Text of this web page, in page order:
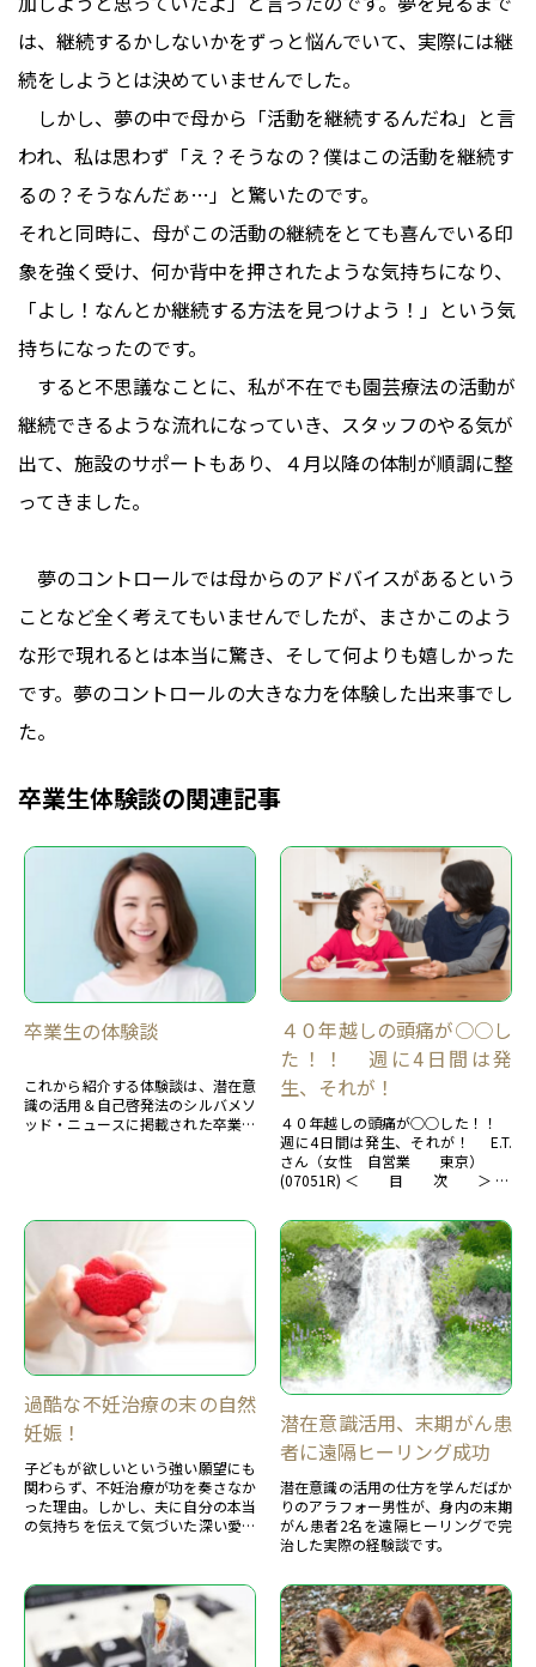
は、継続するかしないかをずっと悩んでいて、実際には継
続をしようとは決めていませんでした。
しかし、夢の中で母から「活動を継続するんだね」と言
われ、私は思わず「え？そうなの？僕はこの活動を継続す
るの？そうなんだぁ…」と驚いたのです。
それと同時に、母がこの活動の継続をとても喜んでいる印
象を強く受け、何か背中を押されたような気持ちになり、
「よし！なんとか継続する方法を見つけよう！」という気
持ちになったのです。
すると不思議なことに、私が不在でも園芸療法の活動が
継続できるような流れになっていき、スタッフのやる気が
出て、施設のサポートもあり、４月以降の体制が順調に整
ってきました。
夢のコントロールでは母からのアドバイスがあるという
ことなど全く考えてもいませんでしたが、まさかこのよう
な形で現れるとは本当に驚き、そして何よりも嬉しかった
です。夢のコントロールの大きな力を体験した出来事でし
た。
卒業生体験談の関連記事
卒業生の体験談
これから紹介する体験談は、潜在意
識の活用＆自己啓発法のシルバメソ
ッド・ニュースに掲載された卒業生
４０年越しの頭痛が○○し
た！！ 週に4日間は発
生、それが！
４０年越しの頭痛が○○した！！
週に4日間は発生、それが！ E.T.
さん（女性 自営業 東京）
(07051R) ＜ 目 次 ＞ 40
過酷な不妊治療の末の自然
妊娠！
子どもが欲しいという強い願望にも
関わらず、不妊治療が功を奏さなか
った理由。しかし、夫に自分の本当
の気持ちを伝えて気づいた深い愛情
潜在意識活用、末期がん患
者に遠隔ヒーリング成功
潜在意識の活用の仕方を学んだばか
りのアラフォー男性が、身内の末期
がん患者2名を遠隔ヒーリングで完
治した実際の経験談です。